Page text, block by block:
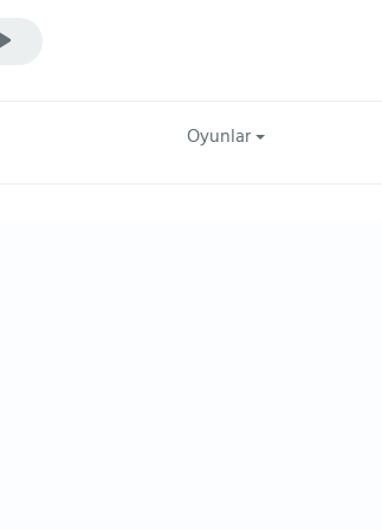
Oyunlar